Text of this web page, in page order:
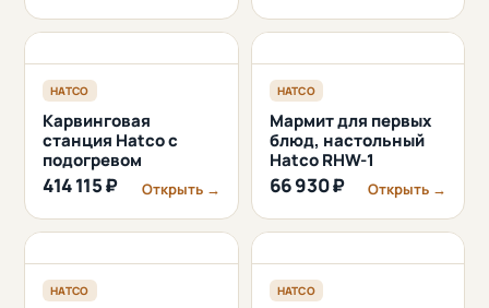
HATCO
Карвинговая
станция Hatco с
подогревом
414 115 ₽ Открыть →
HATCO
Мармит для первых
блюд, настольный
Hatco RHW-1
66 930 ₽ Открыть →
HATCO HATCO